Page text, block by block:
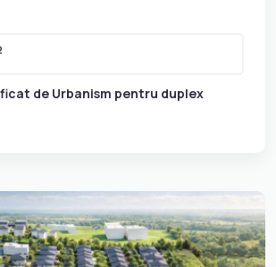
de Urbanism pentru duplex